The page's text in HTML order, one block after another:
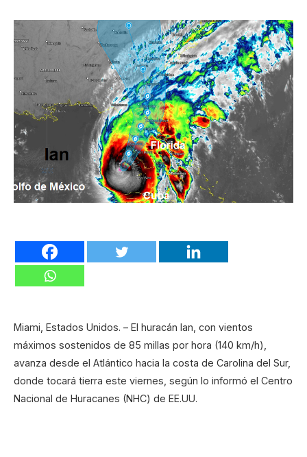
Miami, Estados Unidos. – El huracán Ian, con vientos
máximos sostenidos de 85 millas por hora (140 km/h),
avanza desde el Atlántico hacia la costa de Carolina del Sur,
donde tocará tierra este viernes, según lo informó el Centro
Nacional de Huracanes (NHC) de EE.UU.